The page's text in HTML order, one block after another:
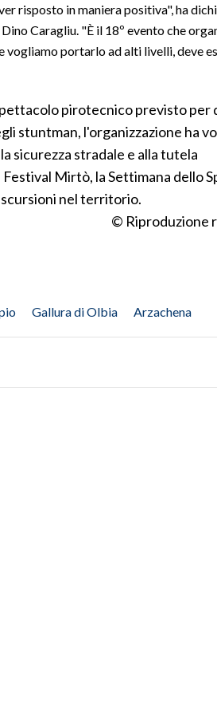
risposto in maniera positiva", ha
Caragliu. "È il 18º evento che
portarlo ad alti livelli, deve
pirotecnico previsto per
stuntman, l'organizzazione ha
sicurezza stradale e alla tutela
Mirtò, la Settimana dello
nel territorio.
© Riproduzione
Gallura di Olbia Arzachena